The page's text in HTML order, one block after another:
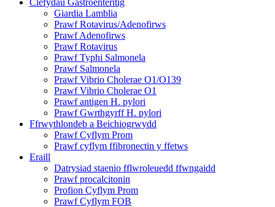
Giardia Lamblia
Prawf Rotavirus/Adenofirws
Prawf Adenofirws
Prawf Rotavirus
Prawf Typhi Salmonela
Prawf Salmonela
Prawf Vibrio Cholerae O1/O139
Prawf Vibrio Cholerae O1
Prawf antigen H. pylori
Prawf Gwrthgyrff H. pylori
Ffrwythlondeb a Beichiogrwydd
Prawf Cyflym Prom
Prawf cyflym ffibronectin y ffetws
Eraill
Datrysiad staenio fflwroleuedd ffwngaidd
Prawf procalcitonin
Profion Cyflym Prom
Prawf Cyflym FOB